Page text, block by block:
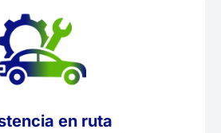
en ruta